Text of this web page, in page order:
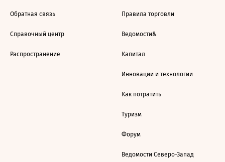
Обратная связь
Справочный центр
Распространение
Правила торговли
Ведомости&
Капитал
Инновации и технологии
Как потратить
Туризм
Форум
Ведомости Северо-Запад